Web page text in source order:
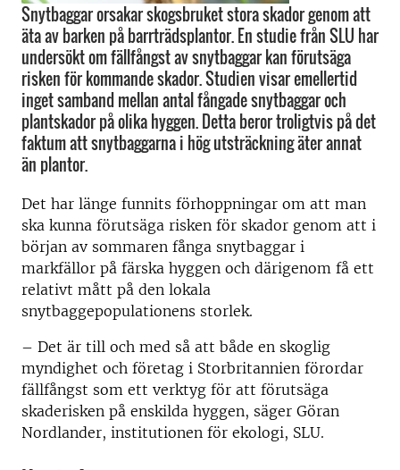
Snytbaggar orsakar skogsbruket stora skador genom att
äta av barken på barrträdsplantor. En studie från SLU har
undersökt om fällfångst av snytbaggar kan förutsäga
risken för kommande skador. Studien visar emellertid
inget samband mellan antal fångade snytbaggar och
plantskador på olika hyggen. Detta beror troligtvis på det
faktum att snytbaggarna i hög utsträckning äter annat
än plantor.
Det har länge funnits förhoppningar om att man
ska kunna förutsäga risken för skador genom att i
början av sommaren fånga snytbaggar i
markfällor på färska hyggen och därigenom få ett
relativt mått på den lokala
snytbaggepopulationens storlek.
– Det är till och med så att både en skoglig
myndighet och företag i Storbritannien förordar
fällfångst som ett verktyg för att förutsäga
skaderisken på enskilda hyggen, säger Göran
Nordlander, institutionen för ekologi, SLU.